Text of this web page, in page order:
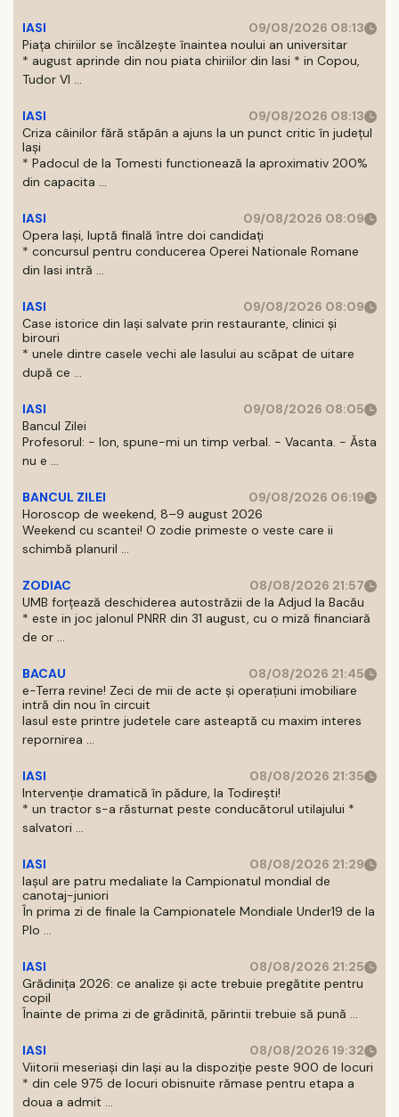
IASI
09/08/2026 08:13
Piața chiriilor se încălzește înaintea noului an universitar
* august aprinde din nou piata chiriilor din Iasi * in Copou,
Tudor Vl ...
IASI
09/08/2026 08:13
Criza câinilor fără stăpân a ajuns la un punct critic în județul
Iași
* Padocul de la Tomesti functionează la aproximativ 200%
din capacita ...
IASI
09/08/2026 08:09
Opera Iași, luptă finală între doi candidați
* concursul pentru conducerea Operei Nationale Romane
din Iasi intră ...
IASI
09/08/2026 08:09
Case istorice din Iași salvate prin restaurante, clinici și
birouri
* unele dintre casele vechi ale Iasului au scăpat de uitare
după ce ...
IASI
09/08/2026 08:05
Bancul Zilei
Profesorul: - Ion, spune-mi un timp verbal. - Vacanta. - Ăsta
nu e ...
BANCUL ZILEI
09/08/2026 06:19
Horoscop de weekend, 8–9 august 2026
Weekend cu scantei! O zodie primeste o veste care ii
schimbă planuril ...
ZODIAC
08/08/2026 21:57
UMB forțează deschiderea autostrăzii de la Adjud la Bacău
* este in joc jalonul PNRR din 31 august, cu o miză financiară
de or ...
BACAU
08/08/2026 21:45
e-Terra revine! Zeci de mii de acte și operațiuni imobiliare
intră din nou în circuit
Iasul este printre judetele care asteaptă cu maxim interes
repornirea ...
IASI
08/08/2026 21:35
Intervenție dramatică în pădure, la Todirești!
* un tractor s-a răsturnat peste conducătorul utilajului *
salvatori ...
IASI
08/08/2026 21:29
Iaşul are patru medaliate la Campionatul mondial de
canotaj-juniori
În prima zi de finale la Campionatele Mondiale Under19 de la
Plo ...
IASI
08/08/2026 21:25
Grădinița 2026: ce analize și acte trebuie pregătite pentru
copil
Înainte de prima zi de grădinită, părintii trebuie să pună ...
IASI
08/08/2026 19:32
Viitorii meseriași din Iași au la dispoziție peste 900 de locuri
* din cele 975 de locuri obisnuite rămase pentru etapa a
doua a admit ...